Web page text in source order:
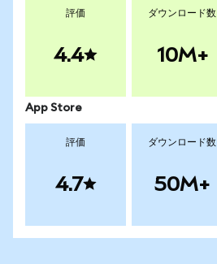
評価
4.4
ダウンロード数
10M+
App Store
評価
4.7
ダウンロード数
50M+